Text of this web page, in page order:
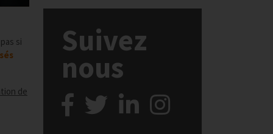
si
de
Suivez
nous